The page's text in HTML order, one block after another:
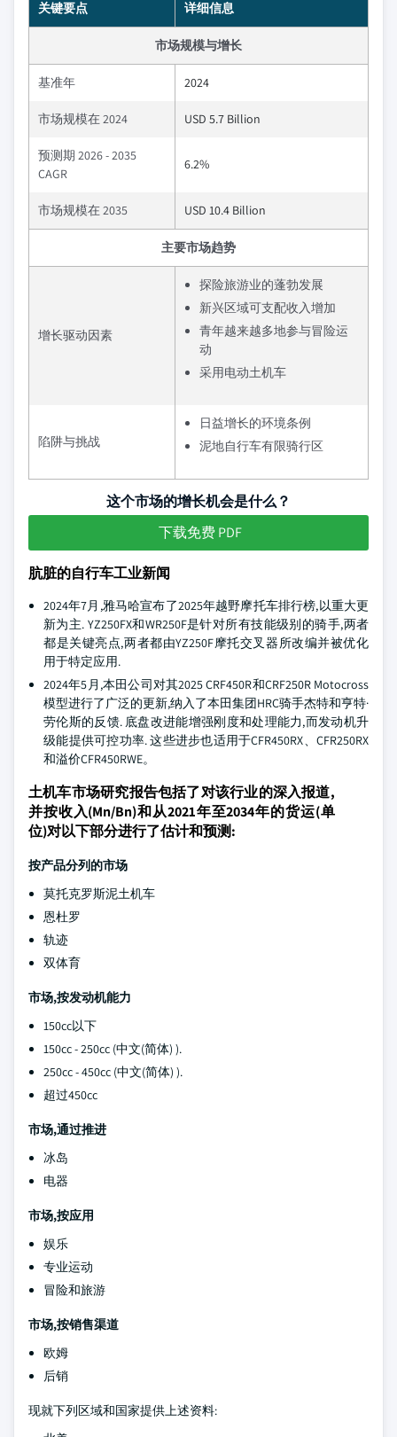
关键要点 详细信息
市场规模与增长
基准年 2024
市场规模在 2024 USD 5.7 Billion
预测期 2026 - 2035
CAGR
6.2%
市场规模在 2035 USD 10.4 Billion
主要市场趋势
增长驱动因素
探险旅游业的蓬勃发展
新兴区域可支配收入增加
青年越来越多地参与冒险运
动
采用电动土机车
陷阱与挑战
日益增长的环境条例
泥地自行车有限骑行区
这个市场的增长机会是什么？
下载免费 PDF
肮脏的自行车工业新闻
2024年7月,雅马哈宣布了2025年越野摩托车排行榜,以重大更
新为主. YZ250FX和WR250F是针对所有技能级别的骑手,两者
都是关键亮点,两者都由YZ250F摩托交叉器所改编并被优化
用于特定应用.
2024年5月,本田公司对其2025 CRF450R和CRF250R Motocross
模型进行了广泛的更新,纳入了本田集团HRC骑手杰特和亨特·
劳伦斯的反馈. 底盘改进能增强刚度和处理能力,而发动机升
级能提供可控功率. 这些进步也适用于CFR450RX、CFR250RX
和溢价CFR450RWE。
土机车市场研究报告包括了对该行业的深入报道,
并按收入(Mn/Bn)和从2021年至2034年的货运(单
位)对以下部分进行了估计和预测:
按产品分列的市场
莫托克罗斯泥土机车
恩杜罗
轨迹
双体育
市场,按发动机能力
150cc以下
150cc - 250cc (中文(简体) ).
250cc - 450cc (中文(简体) ).
超过450cc
市场,通过推进
冰岛
电器
市场,按应用
娱乐
专业运动
冒险和旅游
市场,按销售渠道
欧姆
后销
现就下列区域和国家提供上述资料: